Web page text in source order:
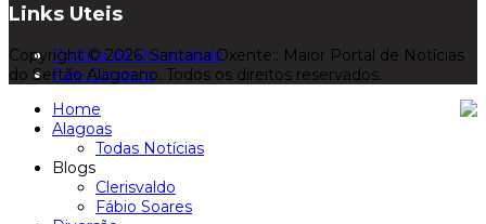
Links Uteis
Política de Privacidade
Fale Conosco
Copyright © 2026. Santana Oxente:: Maior Portal de Notícias
do Sertão Alagoano. Todos os direitos reservados.
Home
Alagoas
Todas Notícias
Blogs
Clerisvaldo
Fábio Soares